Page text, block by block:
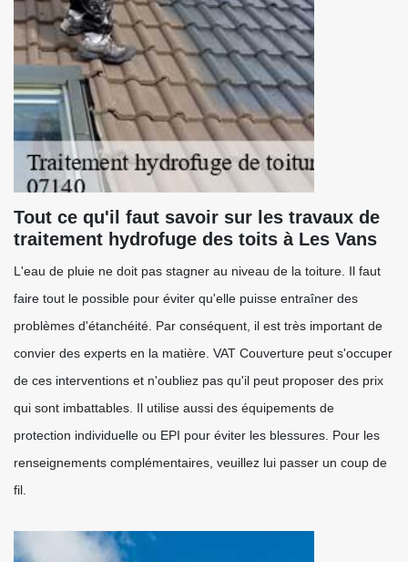
Tout ce qu'il faut savoir sur les travaux de
traitement hydrofuge des toits à Les Vans
L'eau de pluie ne doit pas stagner au niveau de la toiture. Il faut
faire tout le possible pour éviter qu'elle puisse entraîner des
problèmes d'étanchéité. Par conséquent, il est très important de
convier des experts en la matière. VAT Couverture peut s'occuper
de ces interventions et n'oubliez pas qu'il peut proposer des prix
qui sont imbattables. Il utilise aussi des équipements de
protection individuelle ou EPI pour éviter les blessures. Pour les
renseignements complémentaires, veuillez lui passer un coup de
fil.